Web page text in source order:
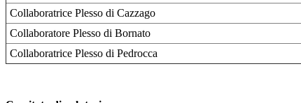
Collaboratrice Plesso di Cazzago
Collaboratore Plesso di Bornato
Collaboratrice Plesso di Pedrocca